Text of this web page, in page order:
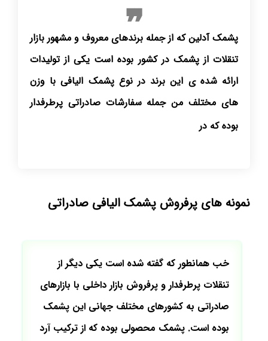
پشمک آدلین که از جمله برندهای معروف و مشهور بازار
تنقلات از پشمک در کشور بوده است یکی از تولیدات
ارائه شده ی این برند در نوع پشمک الیافی با وزن
های مختلف من جمله سفارشات صادراتی پرطرفدار
بوده که در این بخش ب
نمونه های پرفروش پشمک الیافی صادراتی
خب همانطور که گفته شده است یکی دیگر از
تنقلات پرطرفدار و پرفروش بازار داخلی با بازارهای
صادراتی به کشورهای مختلف جهانی این پشمک
بوده است. پشمک محصولی بوده که از ترکیب آرد